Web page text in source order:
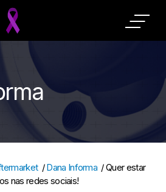
/Dana Informa /Quer estar
nas redes sociais!